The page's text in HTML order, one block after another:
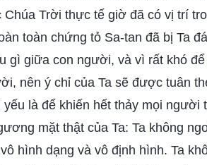
Trời thực tế giờ đã có vị trí
toàn chứng tỏ Sa-tan đã bị Ta
gì giữa con người, và vì rất khó
nên ý chỉ của Ta sẽ được tuân
yếu là để khiến hết thảy mọi
mặt thật của Ta: Ta không
hình dạng và vô định hình. Ta